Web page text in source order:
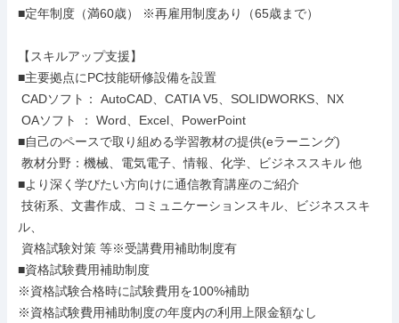
■定年制度（満60歳） ※再雇用制度あり（65歳まで）
【スキルアップ支援】
■主要拠点にPC技能研修設備を設置
■自己のペースで取り組める学習教材の提供(eラーニング)
■より深く学びたい方向けに通信教育講座のご紹介
ル、
■資格試験費用補助制度
※資格試験合格時に試験費用を100%補助
※資格試験費用補助制度の年度内の利用上限金額なし